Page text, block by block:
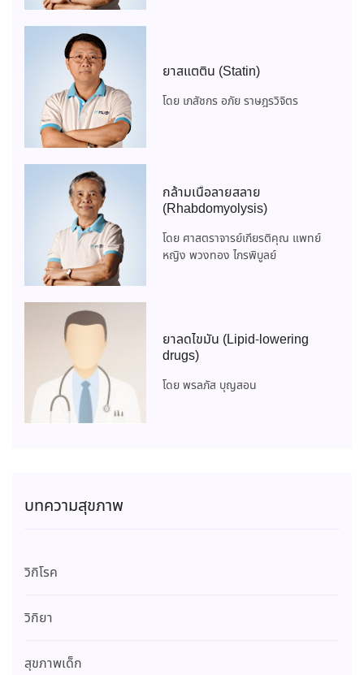
ยาสแตติน (Statin)
โดย เภสัชกร อภัย ราษฎรวิจิตร
กล้ามเนื้อลายสลาย
(Rhabdomyolysis)
โดย ศาสตราจารย์เกียรติคุณ แพทย์
หญิง พวงทอง ไกรพิบูลย์
ยาลดไขมัน (Lipid-lowering
drugs)
โดย พรลภัส บุญสอน
บทความสุขภาพ
วิกิโรค
วิกิยา
สุขภาพเด็ก